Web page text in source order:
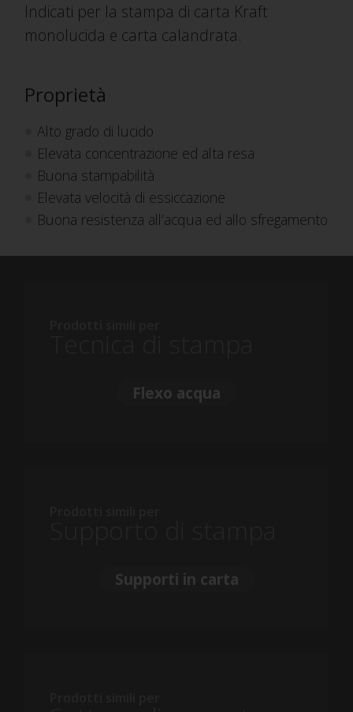
Indicati per la stampa di carta Kraft
monolucida e carta calandrata.
Proprietà
Alto grado di lucido
Elevata concentrazione ed alta resa
Buona stampabilità
Elevata velocità di essiccazione
Buona resistenza all’acqua ed allo sfregamento
Flexo acqua
Supporti in carta